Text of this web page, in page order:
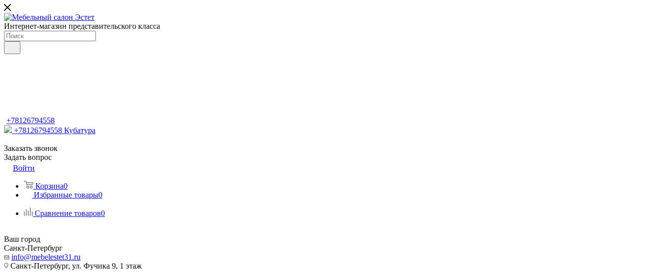
Интернет-магазин представительского класса
+78126794558
+78126794558 Кубатура
Заказать звонок
Задать вопрос
Войти
Корзина0
Избранные товары0
Сравнение товаров0
Ваш город
Санкт-Петербург
info@mebelestet31.ru
Санкт-Петербург, ул. Фучика 9, 1 этаж